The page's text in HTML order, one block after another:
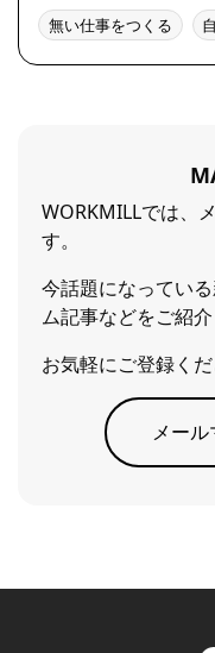
無い仕事をつくる
WORKMILLでは、
す。
今話題になってい
ム記事などをご紹介
お気軽にご登録く
メー